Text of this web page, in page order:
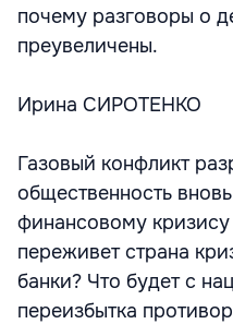
почему разговоры о
преувеличены.
Ирина СИРОТЕНКО
Газовый конфликт
общественность
финансовому
переживет страна
банки? Что будет с
переизбытка